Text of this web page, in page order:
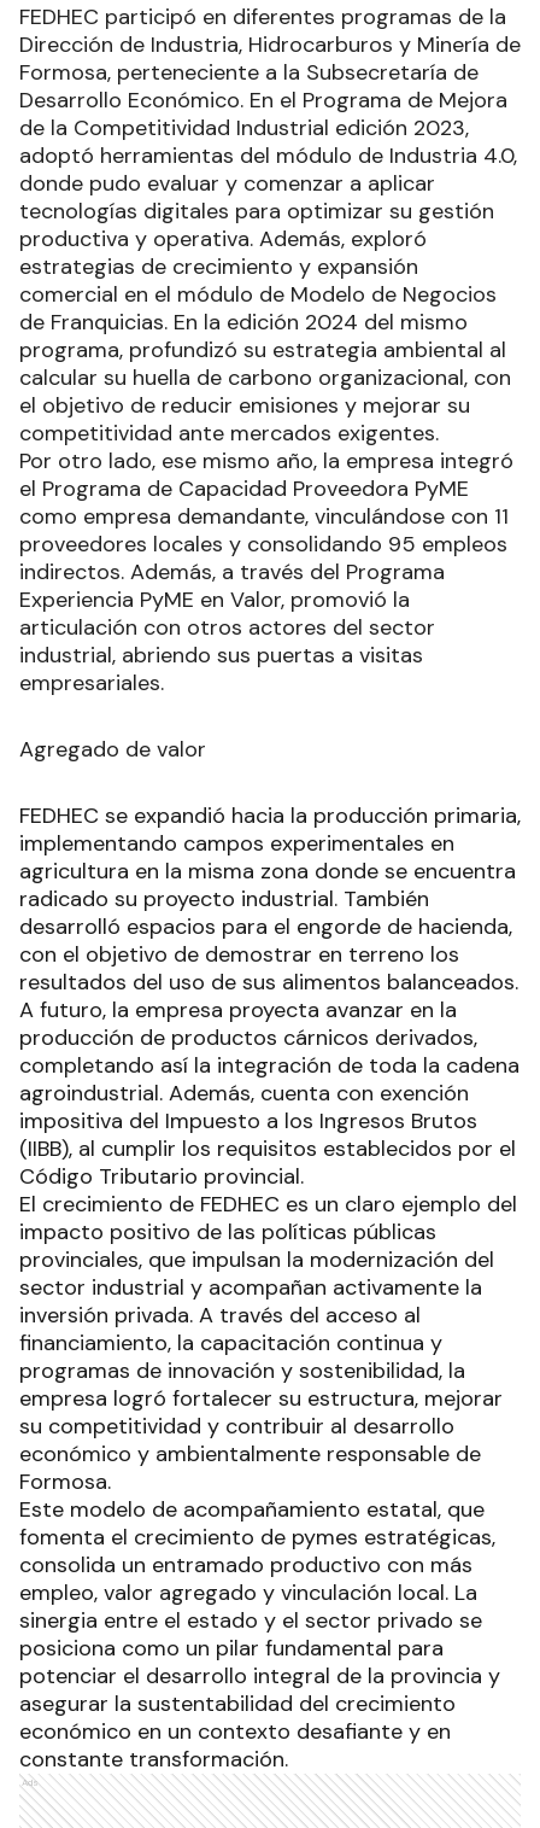
FEDHEC participó en diferentes programas de la
Dirección de Industria, Hidrocarburos y Minería de
Formosa, perteneciente a la Subsecretaría de
Desarrollo Económico. En el Programa de Mejora
de la Competitividad Industrial edición 2023,
adoptó herramientas del módulo de Industria 4.0,
donde pudo evaluar y comenzar a aplicar
tecnologías digitales para optimizar su gestión
productiva y operativa. Además, exploró
estrategias de crecimiento y expansión
comercial en el módulo de Modelo de Negocios
de Franquicias. En la edición 2024 del mismo
programa, profundizó su estrategia ambiental al
calcular su huella de carbono organizacional, con
el objetivo de reducir emisiones y mejorar su
competitividad ante mercados exigentes.
Por otro lado, ese mismo año, la empresa integró
el Programa de Capacidad Proveedora PyME
como empresa demandante, vinculándose con 11
proveedores locales y consolidando 95 empleos
indirectos. Además, a través del Programa
Experiencia PyME en Valor, promovió la
articulación con otros actores del sector
industrial, abriendo sus puertas a visitas
empresariales.
Agregado de valor
FEDHEC se expandió hacia la producción primaria,
implementando campos experimentales en
agricultura en la misma zona donde se encuentra
radicado su proyecto industrial. También
desarrolló espacios para el engorde de hacienda,
con el objetivo de demostrar en terreno los
resultados del uso de sus alimentos balanceados.
A futuro, la empresa proyecta avanzar en la
producción de productos cárnicos derivados,
completando así la integración de toda la cadena
agroindustrial. Además, cuenta con exención
impositiva del Impuesto a los Ingresos Brutos
(IIBB), al cumplir los requisitos establecidos por el
Código Tributario provincial.
El crecimiento de FEDHEC es un claro ejemplo del
impacto positivo de las políticas públicas
provinciales, que impulsan la modernización del
sector industrial y acompañan activamente la
inversión privada. A través del acceso al
financiamiento, la capacitación continua y
programas de innovación y sostenibilidad, la
empresa logró fortalecer su estructura, mejorar
su competitividad y contribuir al desarrollo
económico y ambientalmente responsable de
Formosa.
Este modelo de acompañamiento estatal, que
fomenta el crecimiento de pymes estratégicas,
consolida un entramado productivo con más
empleo, valor agregado y vinculación local. La
sinergia entre el estado y el sector privado se
posiciona como un pilar fundamental para
potenciar el desarrollo integral de la provincia y
asegurar la sustentabilidad del crecimiento
económico en un contexto desafiante y en
constante transformación.
Ads